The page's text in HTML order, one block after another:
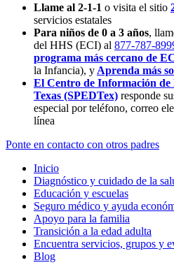
Llame al 2-1-1 o visita el sitio
servicios estatales
Para niños de 0 a 3 años,
del HHS (ECI) al 877-787-
programa más cercano de
la Infancia), y Aprenda más
El Centro de Información de
Texas (SPEDTex) responde
especial por teléfono, correo
línea
Ponte en contacto con otros padres
Inicio
Diagnóstico y cuidado de la
Educación y escuelas
Seguro médico y ayuda
Apoyo para la familia
Transición a la edad adulta
Encuentra servicios, grupos y
Blog